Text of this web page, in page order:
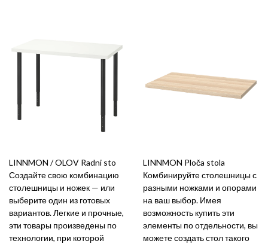
LINNMON / OLOV Radni sto
Создайте свою комбинацию
столешницы и ножек — или
выберите один из готовых
вариантов. Легкие и прочные,
эти товары произведены по
технологии, при которой
LINNMON Ploča stola
Комбинируйте столешницы с
разными ножками и опорами
на ваш выбор. Имея
возможность купить эти
элементы по отдельности, вы
можете создать стол такого